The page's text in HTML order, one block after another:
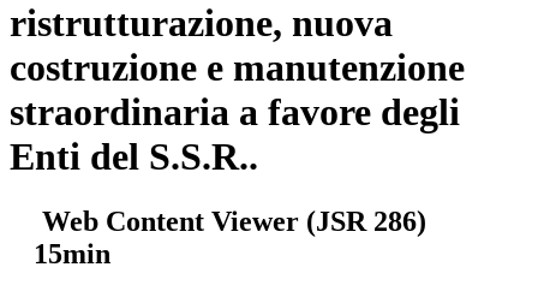
ristrutturazione, nuova
costruzione e manutenzione
straordinaria a favore degli
Enti del S.S.R..
Web Content Viewer (JSR 286)
15min